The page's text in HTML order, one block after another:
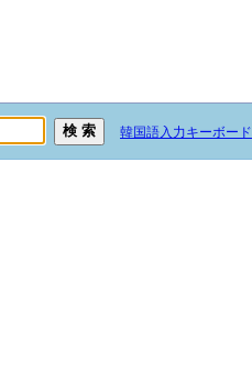
韓国語入力キーボード